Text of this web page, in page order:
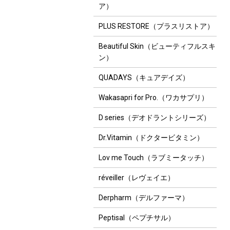
ア）
PLUS RESTORE（プラスリストア）
Beautiful Skin（ビューティフルスキ
ン）
QUADAYS（キュアデイズ）
Wakasapri for Pro.（ワカサプリ）
D series（デオドラントシリーズ）
Dr.Vitamin（ドクタービタミン）
Lov me Touch（ラブミータッチ）
réveiller（レヴェイエ）
Derpharm（デルファーマ）
Peptisal（ペプチサル）